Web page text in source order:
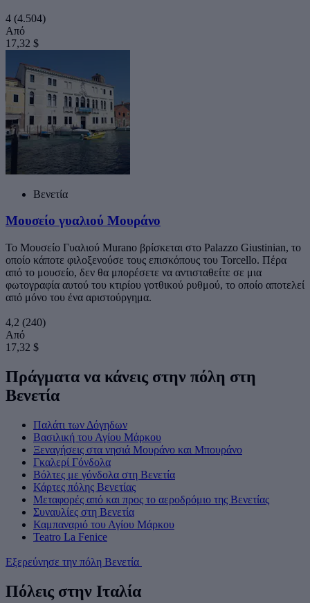
4 (4.504)
Από
17,32 $
Βενετία
Μουσείο γυαλιού Μουράνο
Το Μουσείο Γυαλιού Murano βρίσκεται στο Palazzo Giustinian, το
οποίο κάποτε φιλοξενούσε τους επισκόπους του Torcello. Πέρα
από το μουσείο, δεν θα μπορέσετε να αντισταθείτε σε μια
φωτογραφία αυτού του κτιρίου γοτθικού ρυθμού, το οποίο αποτελεί
από μόνο του ένα αριστούργημα.
4,2 (240)
Από
17,32 $
Πράγματα να κάνεις στην πόλη στη
Βενετία
Παλάτι των Δόγηδων
Βασιλική του Αγίου Μάρκου
Ξεναγήσεις στα νησιά Μουράνο και Μπουράνο
Γκαλερί Γόνδολα
Βόλτες με γόνδολα στη Βενετία
Κάρτες πόλης Βενετίας
Μεταφορές από και προς το αεροδρόμιο της Βενετίας
Συναυλίες στη Βενετία
Καμπαναριό του Αγίου Μάρκου
Teatro La Fenice
Εξερεύνησε την πόλη Βενετία
Πόλεις στην Ιταλία